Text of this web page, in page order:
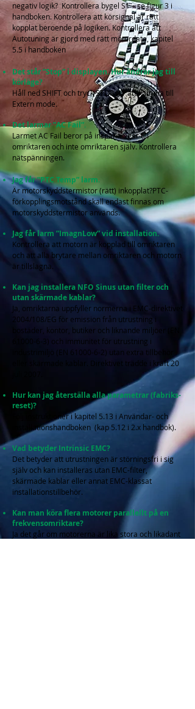
negativ logik? Kontrollera bygel S1 – se figur 3 i
handboken. Kontrollera att körsignal är rätt
kopplat beroende på logiken. Kontrollera att
Autotuning är gjord med rätt motordata, kapitel
5.5 i handboken
Det står ”Stop” i displayen. Hur ändrar jag till
körläge?
Håll ned SHIFT och tryck STOP för att komma till
Extern mode.
Det larmar ”AC Fail”.
Larmet AC Fail beror på inspänningar till
omriktaren och inte omriktaren själv. Kontrollera
nätspänningen.
Jag får ”PTC Temp” larm.
Är motorskyddstermistor (rätt) inkopplat?PTC-
förkopplingsmotstånd skall endast finnas om
motorskyddstermistor används.
Jag får larm ”ImagnLow” vid installation.
Kontrollera att motorn är kopplad till omriktaren
och att alla brytare mellan omriktaren och motorn
är tillslagna.
Kan jag installera NFO Sinus utan filter och
utan skärmade kablar?
Ja, omriktarna uppfyller normerna i EMC-direktivet
2004/108/EG för emission från utrustning i
bostäder, kontor, butiker och liknande miljöer (EN
61000-6-3) och immunitet för utrustning i
industrimiljö (EN 61000-6-2) utan extra tillbehör
eller skärmade kablar. Direktivet trädde i kraft 20
Hur kan jag återställa alla parametrar (fabriks-
reset)?
Följ instruktioner i kapitel 5.13 i Användar- och
installationshandboken (kap 5.12 i 2.x handbok).
Vad betyder Intrinsic EMC?
Det betyder att utrustningen är störningsfri i sig
själv och kan installeras utan EMC-filter,
skärmade kablar eller annat EMC-klassat
installationstillbehör.
Kan man köra flera motorer parallellt på en
frekvensomriktare?
Ja det går om motorerna är lika stora och likadant